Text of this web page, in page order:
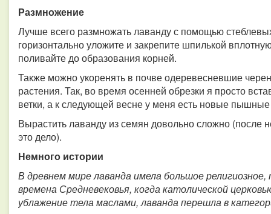
Размножение
Лучше всего размножать лаванду с помощью
горизонтально уложите и закрепите шпилькой
поливайте до образования корней.
Также можно укоренять в почве одеревесневшие
растения. Так, во время осенней обрезки я просто
ветки, а к следующей весне у меня есть новые
Вырастить лаванду из семян довольно сложно (после
это дело).
Немного истории
В древнем мире лаванда имела большое
времена Средневековья, когда католической
ублажение тела маслами, лаванда перешла в